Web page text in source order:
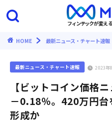
フィンテックが変え
HOME 最新ニュース・チャート速報
最新ニュース・チャート速報 2023年
【ビットコイン価格
－0.18％。420万円
形成か